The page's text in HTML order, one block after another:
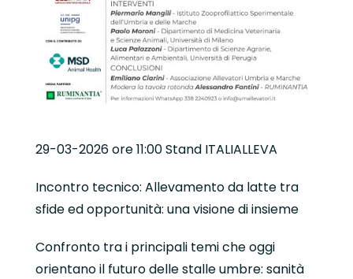
29-03-2026 ore 11:00 Stand ITALIALLEVA
Incontro tecnico: Allevamento da latte tra
sfide ed opportunità: una visione di insieme
Confronto tra i principali temi che oggi
orientano il futuro delle stalle umbre: sanità